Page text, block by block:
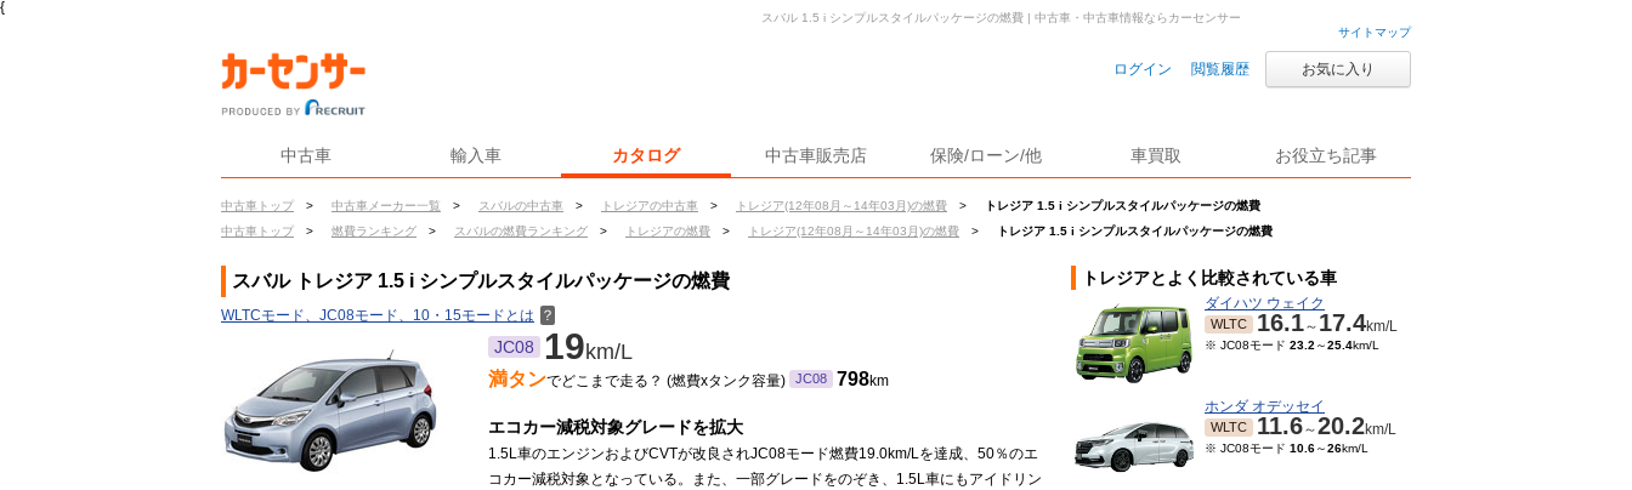
{
サイトマップ
ログイン 閲覧履歴 お気に入り
中古車 輸入車 カタログ 中古車販売店 保険/ローン/他 車買取 お役立ち記事
中古車トップ > 中古車メーカー一覧 > スバルの中古車 > トレジアの中古車 > トレジア(12年08月～14年03月)の燃費 >
トレジア 1.5 i シンプルスタイルパッケージの燃費
中古車トップ
> 燃費ランキング > スバルの燃費ランキング > トレジアの燃費 > トレジア(12年08月～14年03月)の燃費 > トレジア 1.5 i シンプルスタイルパッケージの燃費
スバル 1.5 i シンプルスタイルパッケージの燃費 | 中古車・中古車情報ならカーセンサー
スバル トレジア 1.5 i シンプルスタイルパッケージの燃費
WLTCモード、JC08モード、10・15モードとは ？
JC08 19km/L
満タンでどこまで走る？ (燃費xタンク容量) JC08 798km
エコカー減税対象グレードを拡大
1.5L車のエンジンおよびCVTが改良されJC08モード燃費19.0km/Lを達成、50％のエ
コカー減税対象となっている。また、一部グレードをのぞき、1.5L車にもアイドリン
トレジアとよく比較されている車
ダイハツ ウェイク
WLTC 16.1～ 17.4km/L
※ JC08モード 23.2 ～25.4km/L
ホンダ オデッセイ
WLTC 11.6～20.2km/L
※ JC08モード 10.6～26km/L